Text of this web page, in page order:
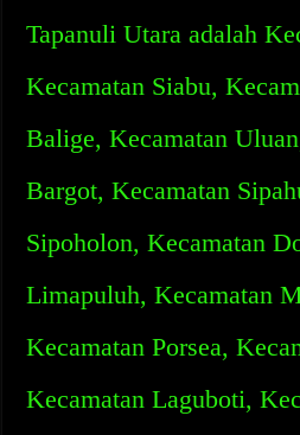
Tapanuli Utara adalah
Kecamatan Siabu,
Balige, Kecamatan
Bargot, Kecamatan
Sipoholon, Kecamatan
Limapuluh, Kecamatan
Kecamatan Porsea,
Kecamatan Laguboti,